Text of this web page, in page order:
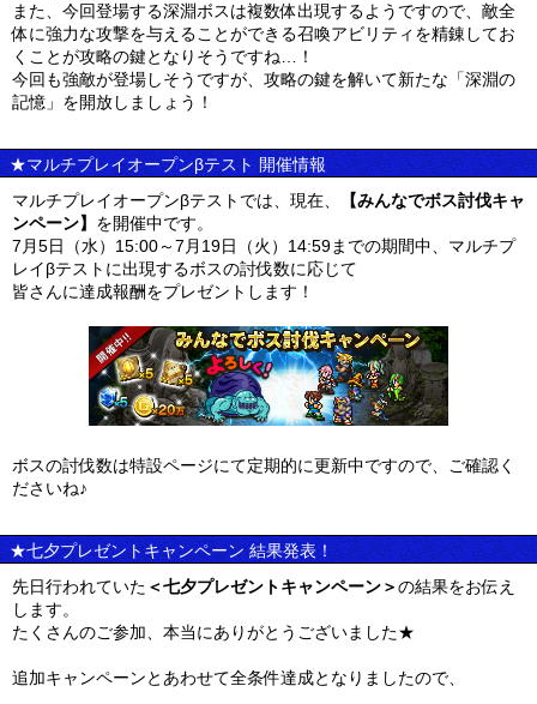
また、今回登場する深淵ボスは複数体出現するようですので、敵全
体に強力な攻撃を与えることができる召喚アビリティを精錬してお
くことが攻略の鍵となりそうですね…！
今回も強敵が登場しそうですが、攻略の鍵を解いて新たな「深淵の
記憶」を開放しましょう！
★マルチプレイオープンβテスト 開催情報
マルチプレイオープンβテストでは、現在、
【みんなでボス討伐キャ
ンペーン】 を開催中です。
7月5日（水）15:00～7月19日（火）14:59までの期間中、マルチプ
レイβテストに出現するボスの討伐数に応じて
皆さんに達成報酬をプレゼントします！
ボスの討伐数は特設ページにて定期的に更新中ですので、ご確認く
ださいね♪
★七夕プレゼントキャンペーン 結果発表！
先日行われていた ＜七夕プレゼントキャンペーン＞の結果をお伝え
します。
たくさんのご参加、本当にありがとうございました★
追加キャンペーンとあわせて全条件達成となりましたので、